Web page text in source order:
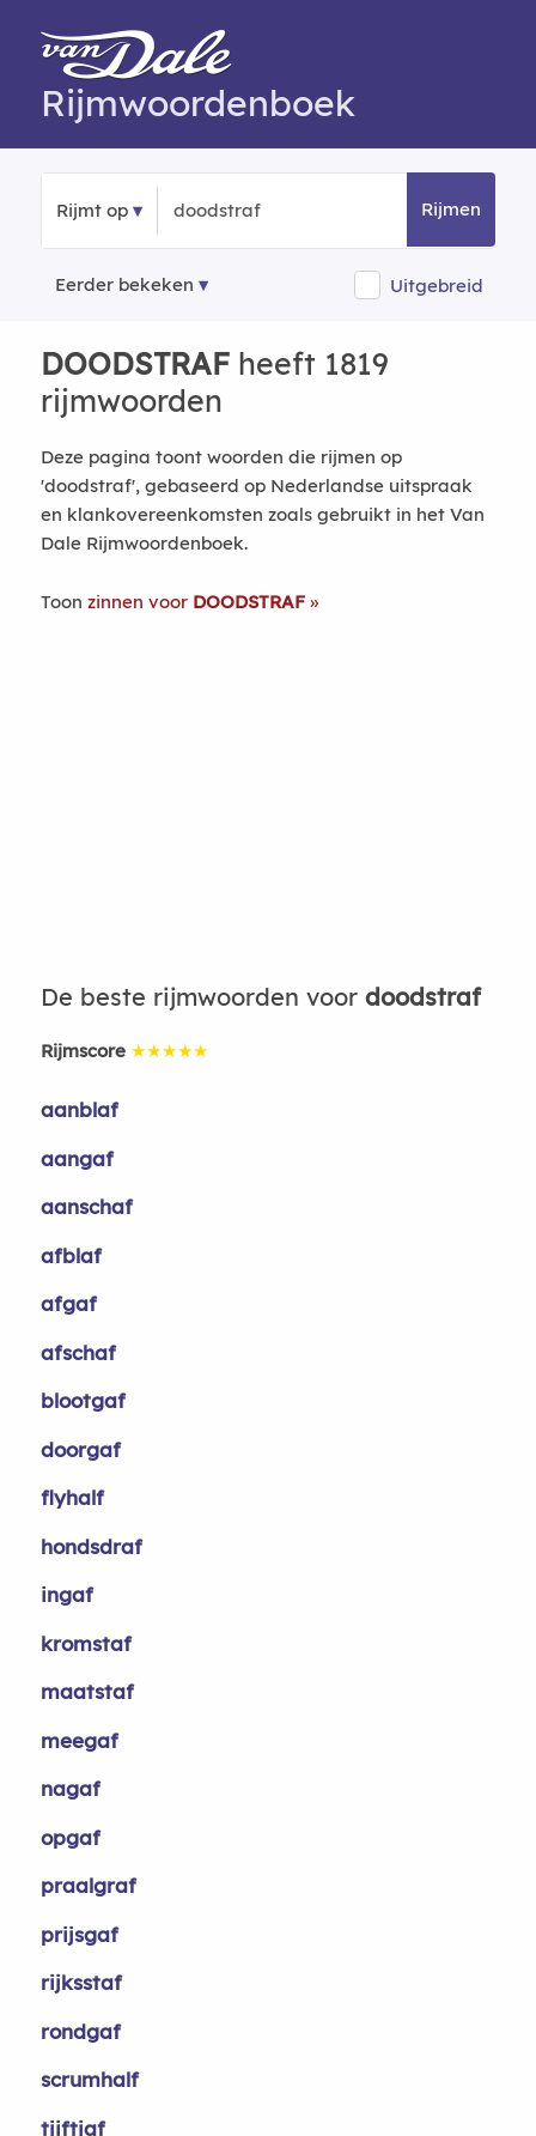
Rijmwoordenboek
Rijmt op Rijmen
Eerder bekeken Uitgebreid
DOODSTRAFheeft 1819
rijmwoorden
Deze pagina toont woorden die rijmen op
'doodstraf', gebaseerd op Nederlandse uitspraak
en klankovereenkomsten zoals gebruikt in het Van
Dale Rijmwoordenboek.
Toon zinnen voor DOODSTRAF
De beste rijmwoorden voor doodstraf
Rijmscore ★★★★★
aanblaf
aangaf
aanschaf
afblaf
afgaf
afschaf
blootgaf
doorgaf
flyhalf
hondsdraf
ingaf
kromstaf
maatstaf
meegaf
nagaf
opgaf
praalgraf
prijsgaf
rijksstaf
rondgaf
scrumhalf
tjiftjaf